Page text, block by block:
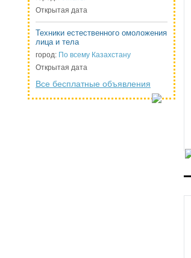
Открытая дата
Техники естественного омоложения
лица и тела
город: По всему Казахстану
Открытая дата
Все бесплатные объявления